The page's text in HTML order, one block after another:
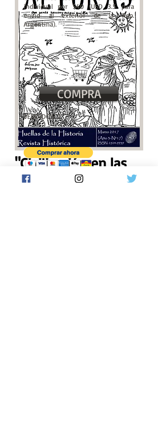
"Civilización en las
Alturas
individual por $40 (USD 3.5 para
envio al exterior de la Rep.
Argentina).
COMPRA
VENDIDOS: 7